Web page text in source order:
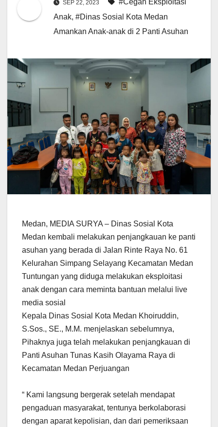
SEP 22, 2023
#Cegah Eksploitasi
Anak, #Dinas Sosial Kota Medan
Amankan Anak-anak di 2 Panti Asuhan
Medan, MEDIA SURYA – Dinas Sosial Kota
Medan kembali melakukan penjangkauan ke panti
asuhan yang berada di Jalan Rinte Raya No. 61
Kelurahan Simpang Selayang Kecamatan Medan
Tuntungan yang diduga melakukan eksploitasi
anak dengan cara meminta bantuan melalui live
media sosial
Kepala Dinas Sosial Kota Medan Khoiruddin,
S.Sos., SE., M.M. menjelaskan sebelumnya,
Pihaknya juga telah melakukan penjangkauan di
Panti Asuhan Tunas Kasih Olayama Raya di
Kecamatan Medan Perjuangan
“ Kami langsung bergerak setelah mendapat
pengaduan masyarakat, tentunya berkolaborasi
dengan aparat kepolisian, dan dari pemeriksaan